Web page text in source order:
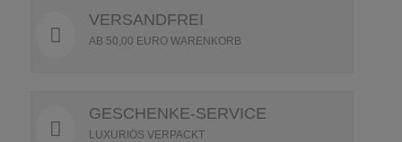
VERSANDFREI
AB 50,00 EURO WARENKORB
GESCHENKE-SERVICE
LUXURIÖS VERPACKT